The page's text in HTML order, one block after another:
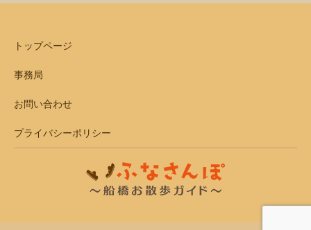
トップページ
事務局
お問い合わせ
プライバシーポリシー